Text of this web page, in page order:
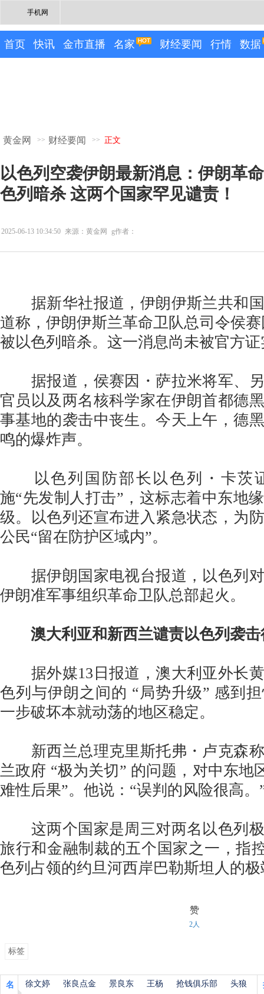
手机网
首页 快讯 金市直播 名家 财经要闻 行情 数据
黄金网 >> 财经要闻 >> 正文
以色列空袭伊朗最新消息：伊朗革
色列暗杀 这两个国家罕见谴责！
2025-06-13 10:34:50 来源：黄金网 g作者：
据新华社报道，伊朗伊斯兰共和国
道称，伊朗伊斯兰革命卫队总司令侯赛
被以色列暗杀。这一消息尚未被官方
据报道，侯赛因・萨拉米将军、另
官员以及两名核科学家在伊朗首都德
事基地的袭击中丧生。今天上午，德
鸣的爆炸声。
以色列国防部长以色列・卡茨
施“先发制人打击”，这标志着中东地
级。以色列还宣布进入紧急状态，为
公民“留在防护区域内”。
据伊朗国家电视台报道，以色列对
伊朗准军事组织革命卫队总部起火。
澳大利亚和新西兰谴责以色列袭
据外媒13日报道，澳大利亚外长黄
色列与伊朗之间的 “局势升级” 感到
一步破坏本就动荡的地区稳定。
新西兰总理克里斯托弗・卢克森称
兰政府 “极为关切” 的问题，对中东地
难性后果”。他说：“误判的风险很高。
这两个国家是周三对两名以色列极
旅行和金融制裁的五个国家之一，指
色列占领的约旦河西岸巴勒斯坦人的极
赞
2人
标签
名
徐文婷 张良点金 景良东 王杨 抢钱俱乐部
头狼